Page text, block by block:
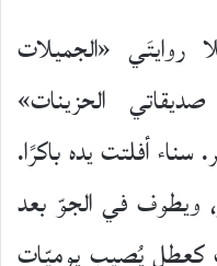
روايتَي «الجميلات
الحزينات»
أفلتت يده باكرًا.
ويطوف في الجوّ بعد